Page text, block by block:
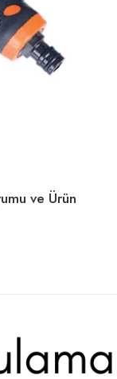
ve Ürün